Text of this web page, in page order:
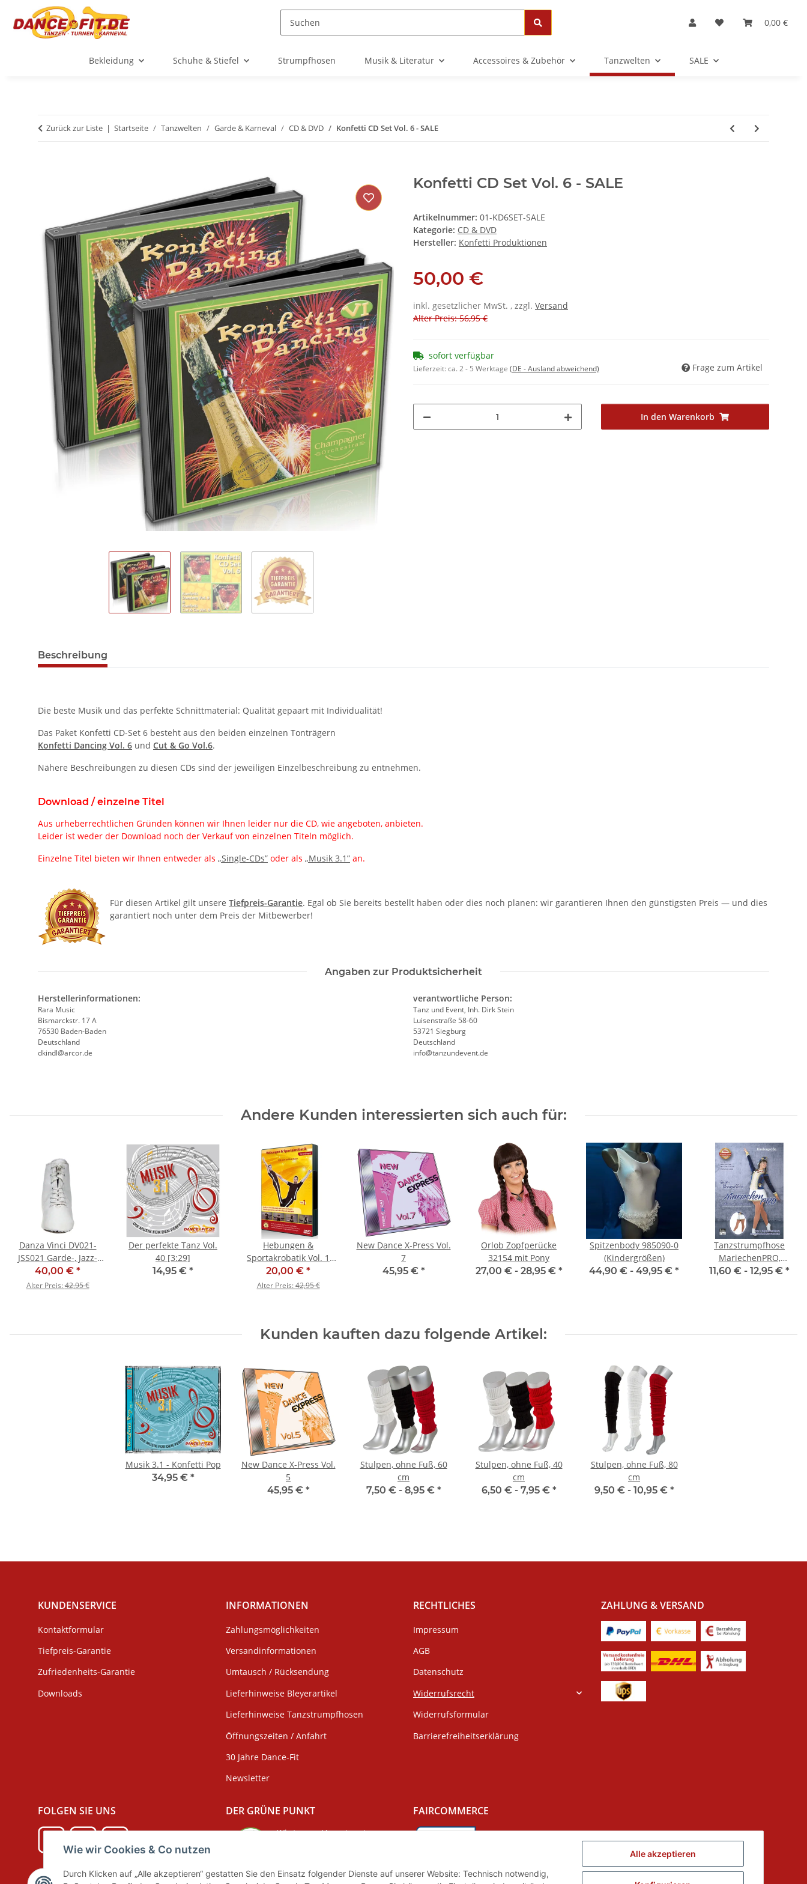
Alle akzeptieren
Wie wir Cookies & Co nutzen
Durch Klicken auf „Alle akzeptieren“ gestatten Sie den Einsatz folgender Dienste auf unserer Website: Technisch notwendig,
0,00 €
Bekleidung Schuhe & Stiefel Strumpfhosen Musik & Literatur Accessoires & Zubehör Tanzwelten SALE
Zurück zur Liste Startseite Tanzwelten Garde & Karneval CD & DVD Konfetti CD Set Vol. 6 - SALE
Konfetti CD Set Vol. 6 - SALE
Artikelnummer: 01-KD6SET-SALE
Kategorie: CD & DVD
Hersteller: Konfetti Produktionen
50,00 €
inkl. gesetzlicher MwSt. , zzgl. Versand
Alter Preis: 56,95 €
sofort verfügbar
Lieferzeit:ca. 2 - 5 Werktage (DE - Ausland abweichend) Frage zum Artikel
In den Warenkorb
Beschreibung
Die beste Musik und das perfekte Schnittmaterial: Qualität gepaart mit Individualität!
Das Paket Konfetti CD-Set 6 besteht aus den beiden einzelnen Tonträgern
Konfetti Dancing Vol. 6 und Cut & Go Vol.6.
Nähere Beschreibungen zu diesen CDs sind der jeweiligen Einzelbeschreibung zu entnehmen.
Download / einzelne Titel
Aus urheberrechtlichen Gründen können wir Ihnen leider nur die CD, wie angeboten, anbieten.
Leider ist weder der Download noch der Verkauf von einzelnen Titeln möglich.
Einzelne Titel bieten wir Ihnen entweder als „Single-CDs” oder als „Musik 3.1” an.
Für diesen Artikel gilt unsere Tiefpreis-Garantie. Egal ob Sie bereits bestellt haben oder dies noch planen: wir garantieren Ihnen den günstigsten Preis — und dies
garantiert noch unter dem Preis der Mitbewerber!
Angaben zur Produktsicherheit
Herstellerinformationen:
Rara Music
Bismarckstr. 17 A
76530 Baden-Baden
Deutschland
dkindl@arcor.de
verantwortliche Person:
Tanz und Event, Inh. Dirk Stein
Luisenstraße 58-60
53721 Siegburg
Deutschland
info@tanzundevent.de
Andere Kunden interessierten sich auch für:
Danza Vinci DV021-
JSS021 Garde-, Jazz-
und Tanzstiefel - SALE
40,00 € *
Alter Preis:42,95 €
Der perfekte Tanz Vol.
40 [3:29]
14,95 € *
Hebungen &
Sportakrobatik Vol. 1
(Grundlagen) - SALE
20,00 € *
Alter Preis:42,95 €
New Dance X-Press Vol.
7
45,95 € *
Orlob Zopfperücke
32154 mit Pony
27,00 € - 28,95 € *
Spitzenbody 985090-0
(Kindergrößen)
44,90 € - 49,95 € *
Tanzstrumpfhose
MariechenPRO,
Kindergrößen, Toast
11,60 € - 12,95 € *
Kunden kauften dazu folgende Artikel:
Musik 3.1 - Konfetti Pop
34,95 € *
New Dance X-Press Vol.
5
45,95 € *
Stulpen, ohne Fuß, 60
cm
7,50 € - 8,95 € *
Stulpen, ohne Fuß, 40
cm
6,50 € - 7,95 € *
Stulpen, ohne Fuß, 80
cm
9,50 € - 10,95 € *
KUNDENSERVICE
Kontaktformular
Tiefpreis-Garantie
Zufriedenheits-Garantie
Downloads
INFORMATIONEN
Zahlungsmöglichkeiten
Versandinformationen
Umtausch / Rücksendung
Lieferhinweise Bleyerartikel
Lieferhinweise Tanzstrumpfhosen
Öffnungszeiten / Anfahrt
30 Jahre Dance-Fit
Newsletter
RECHTLICHES
Impressum
AGB
Datenschutz
Widerrufsrecht
Widerrufsformular
Barrierefreiheitserklärung
ZAHLUNG & VERSAND
FOLGEN SIE UNS DER GRÜNE PUNKT
Wir tragen Verantwortung
Systembeteiligung nach dem
FAIRCOMMERCE
Initiative "FairCommerce".